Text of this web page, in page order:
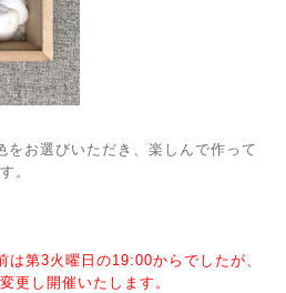
をお選びいただき、楽しんで作って
。
は第3火曜日の19:00からでしたが、
更し開催いたします。